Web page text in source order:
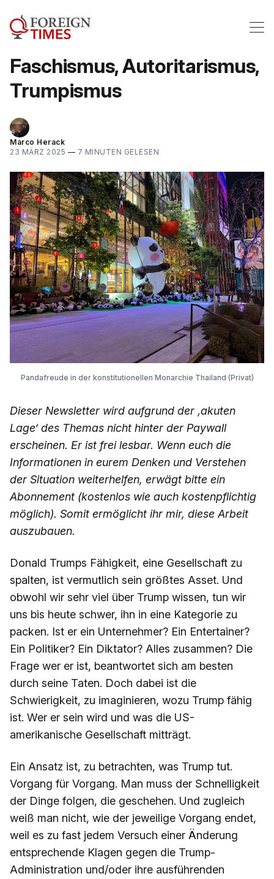
Faschismus, Autoritarismus,
Trumpismus
Marco Herack
23 MÄRZ 2025 — 7 MINUTEN GELESEN
Pandafreude in der konstitutionellen Monarchie Thailand (Privat)
Dieser Newsletter wird aufgrund der ‚akuten
Lage‘ des Themas nicht hinter der Paywall
erscheinen. Er ist frei lesbar. Wenn euch die
Informationen in eurem Denken und Verstehen
der Situation weiterhelfen, erwägt bitte ein
Abonnement (kostenlos wie auch kostenpflichtig
möglich). Somit ermöglicht ihr mir, diese Arbeit
auszubauen.
Donald Trumps Fähigkeit, eine Gesellschaft zu
spalten, ist vermutlich sein größtes Asset. Und
obwohl wir sehr viel über Trump wissen, tun wir
uns bis heute schwer, ihn in eine Kategorie zu
packen. Ist er ein Unternehmer? Ein Entertainer?
Ein Politiker? Ein Diktator? Alles zusammen? Die
Frage wer er ist, beantwortet sich am besten
durch seine Taten. Doch dabei ist die
Schwierigkeit, zu imaginieren, wozu Trump fähig
ist. Wer er sein wird und was die US-
amerikanische Gesellschaft mitträgt.
Ein Ansatz ist, zu betrachten, was Trump tut.
Vorgang für Vorgang. Man muss der Schnelligkeit
der Dinge folgen, die geschehen. Und zugleich
weiß man nicht, wie der jeweilige Vorgang endet,
weil es zu fast jedem Versuch einer Änderung
entsprechende Klagen gegen die Trump-
Administration und/oder ihre ausführenden